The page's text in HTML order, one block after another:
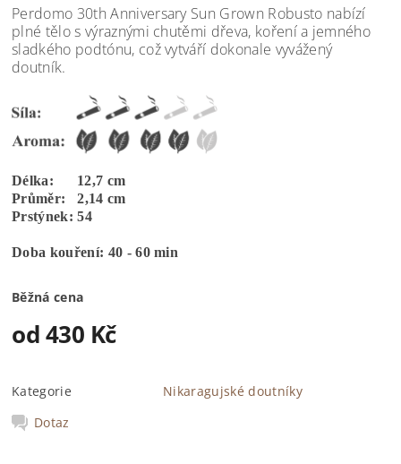
Perdomo 30th Anniversary Sun Grown Robusto nabízí
plné tělo s výraznými chutěmi dřeva, koření a jemného
sladkého podtónu, což vytváří dokonale vyvážený
doutník.
Délka: 12,7 cm
Průměr: 2,14 cm
Prstýnek: 54
Doba kouření: 40 - 60 min
Běžná cena
od 430 Kč
Kategorie
Nikaragujské doutníky
Dotaz